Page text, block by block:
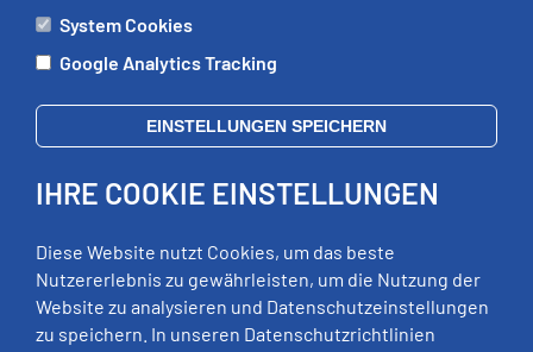
ÄMTER
Di:
09:00 - 12:00 Uhr, 13:00 - 18:00 Uhr
Mi:
geschlossen
Fr:
09:00 - 12:00 Uhr
RECHTLICHES
System Cookies
Google Analytics Tracking
EINSTELLUNGEN SPEICHERN
IHRE COOKIE EINSTELLUNGEN
Diese Website nutzt Cookies, um das beste
Nutzererlebnis zu gewährleisten, um die Nutzung der
Website zu analysieren und Datenschutzeinstellungen
zu speichern. In unseren Datenschutzrichtlinien